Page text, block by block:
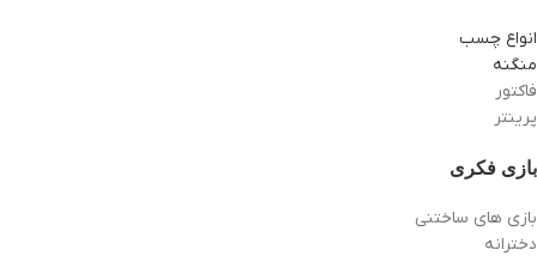
انواع چسب
منگنه
فاکتور
پرینتر
بازی فکری
بازی های ساختنی
دخترانه